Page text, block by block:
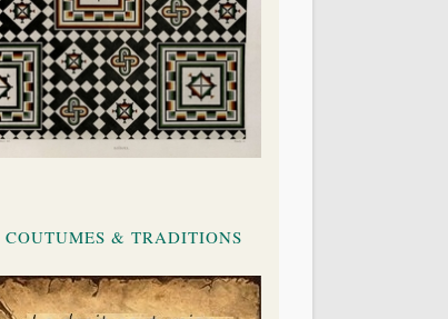
COUTUMES & TRADITIONS